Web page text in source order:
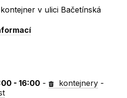
v ulici Bačetínská
- 16:00 - kontejnery -